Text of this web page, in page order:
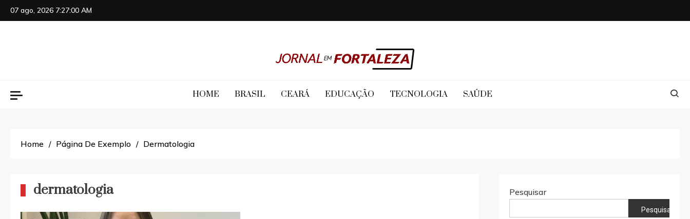
Skip
to
07 ago, 2026 7:27:00 AM
Jornal em Fortaleza
HOME BRASIL CEARÁ EDUCAÇÃO TECNOLOGIA SAÚDE
Home Página De Exemplo Dermatologia
dermatologia Pesquisar
Pesquisar